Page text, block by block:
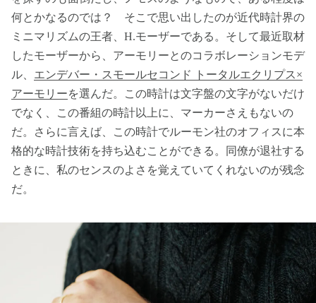
何とかなるのでは？ そこで思い出したのが近代時計界の
ミニマリズムの王者、H.モーザーである。そして最近取材
したモーザーから、アーモリーとのコラボレーションモデ
ル、 エンデバー・スモールセコンド トータルエクリプス×
アーモリーを選んだ。この時計は文字盤の文字がないだけ
でなく、この番組の時計以上に、マーカーさえもないの
だ。さらに言えば、この時計でルーモン社のオフィスに本
格的な時計技術を持ち込むことができる。同僚が退社する
ときに、私のセンスのよさを覚えていてくれないのが残念
だ。